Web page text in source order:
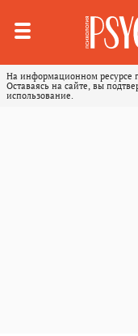
На информационном ресурсе
Оставаясь на сайте, вы
использование.